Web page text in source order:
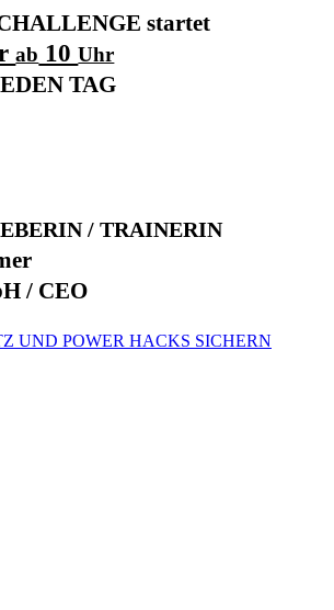
startet
ab 10Uhr
TAG
/ TRAINERIN
/ CEO
UND POWER HACKS SICHERN